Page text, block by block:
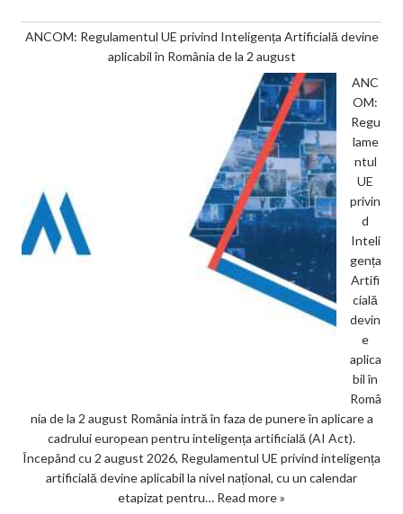
ANCOM: Regulamentul UE privind Inteligența Artificială devine
aplicabil în România de la 2 august
ANC
OM:
Regu
lame
ntul
UE
privin
d
Inteli
gența
Artifi
cială
devin
e
aplica
bil în
Româ
nia de la 2 august România intră în faza de punere în aplicare a
cadrului european pentru inteligența artificială (AI Act).
Începând cu 2 august 2026, Regulamentul UE privind inteligența
artificială devine aplicabil la nivel național, cu un calendar
etapizat pentru… Read more »